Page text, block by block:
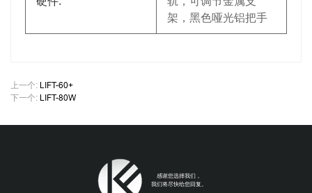
架，黑色哑光铝把手
上一个: LIFT-60+
下一个: LIFT-80W
感谢您选择我们，
我们将尽快给您回复。